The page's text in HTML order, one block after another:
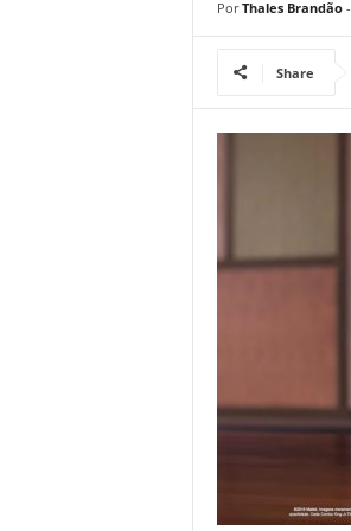
Por Thales Brandão-
Share